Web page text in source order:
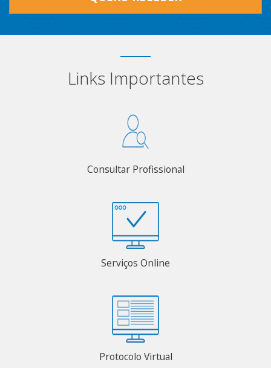
Links Importantes
Consultar Profissional
Serviços Online
Protocolo Virtual